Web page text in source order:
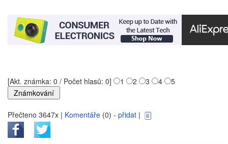
[Akt. známka: 0 / Počet hlasů: 0] 1 2 3 4 5
Přečteno 3647x | Komentáře (0) - přidat |